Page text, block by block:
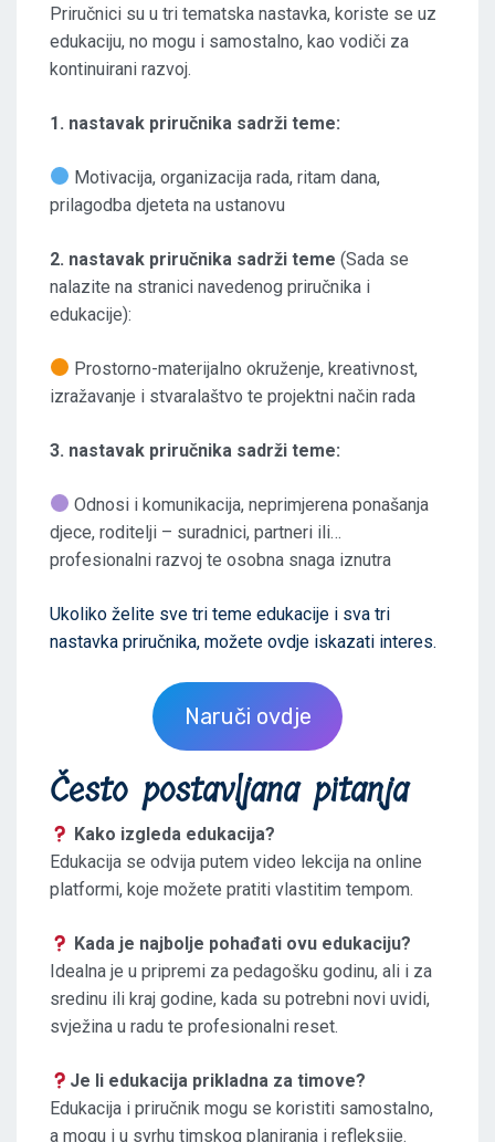
Priručnici su u tri tematska nastavka, koriste se uz
edukaciju, no mogu i samostalno, kao vodiči za
kontinuirani razvoj.
1. nastavak priručnika sadrži teme:
Motivacija, organizacija rada, ritam dana,
prilagodba djeteta na ustanovu
2. nastavak priručnika sadrži teme (Sada se
nalazite na stranici navedenog priručnika i
edukacije):
Prostorno-materijalno okruženje, kreativnost,
izražavanje i stvaralaštvo te projektni način rada
3. nastavak priručnika sadrži teme:
Odnosi i komunikacija, neprimjerena ponašanja
djece, roditelji – suradnici, partneri ili…
profesionalni razvoj te osobna snaga iznutra
Ukoliko želite sve tri teme edukacije i sva tri
nastavka priručnika, možete ovdje iskazati interes.
Naruči ovdje
Često postavljana pitanja
Kako izgleda edukacija?
Edukacija se odvija putem video lekcija na online
platformi, koje možete pratiti vlastitim tempom.
Kada je najbolje pohađati ovu edukaciju?
Idealna je u pripremi za pedagošku godinu, ali i za
sredinu ili kraj godine, kada su potrebni novi uvidi,
svježina u radu te profesionalni reset.
Je li edukacija prikladna za timove?
Edukacija i priručnik mogu se koristiti samostalno,
a mogu i u svrhu timskog planiranja i refleksije.